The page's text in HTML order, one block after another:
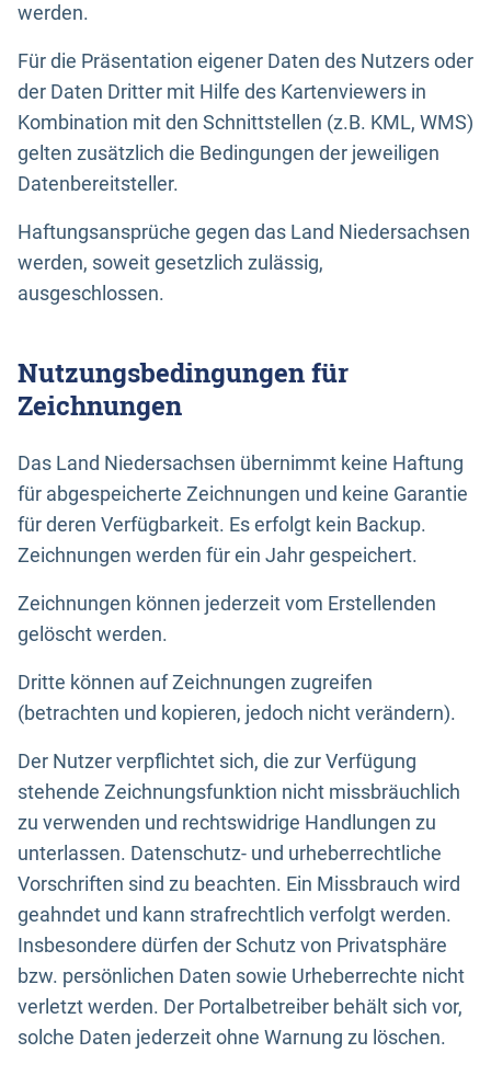
werden.
Für die Präsentation eigener Daten des Nutzers oder
der Daten Dritter mit Hilfe des Kartenviewers in
Kombination mit den Schnittstellen (z.B. KML, WMS)
gelten zusätzlich die Bedingungen der jeweiligen
Datenbereitsteller.
Haftungsansprüche gegen das Land Niedersachsen
werden, soweit gesetzlich zulässig,
ausgeschlossen.
Nutzungsbedingungen für
Zeichnungen
Das Land Niedersachsen übernimmt keine Haftung
für abgespeicherte Zeichnungen und keine Garantie
für deren Verfügbarkeit. Es erfolgt kein Backup.
Zeichnungen werden für ein Jahr gespeichert.
Zeichnungen können jederzeit vom Erstellenden
gelöscht werden.
Dritte können auf Zeichnungen zugreifen
(betrachten und kopieren, jedoch nicht verändern).
Der Nutzer verpflichtet sich, die zur Verfügung
stehende Zeichnungsfunktion nicht missbräuchlich
zu verwenden und rechtswidrige Handlungen zu
unterlassen. Datenschutz- und urheberrechtliche
Vorschriften sind zu beachten. Ein Missbrauch wird
geahndet und kann strafrechtlich verfolgt werden.
Insbesondere dürfen der Schutz von Privatsphäre
bzw. persönlichen Daten sowie Urheberrechte nicht
verletzt werden. Der Portalbetreiber behält sich vor,
solche Daten jederzeit ohne Warnung zu löschen.